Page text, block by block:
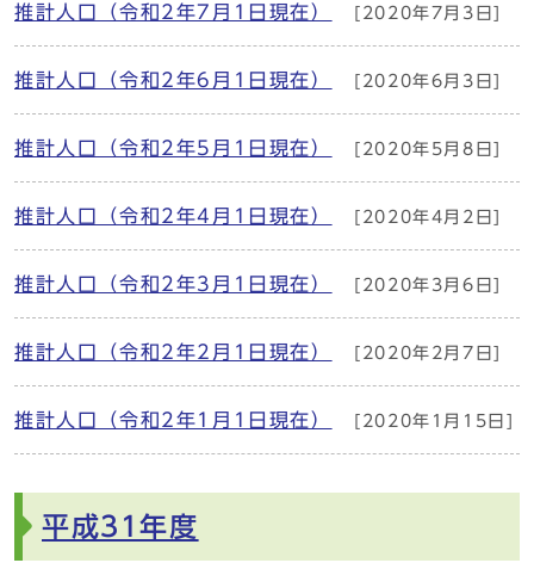
推計人口（令和2年7月1日現在） [2020年7月3日]
推計人口（令和2年6月1日現在） [2020年6月3日]
推計人口（令和2年5月1日現在） [2020年5月8日]
推計人口（令和2年4月1日現在） [2020年4月2日]
推計人口（令和2年3月1日現在） [2020年3月6日]
推計人口（令和2年2月1日現在） [2020年2月7日]
推計人口（令和2年1月1日現在） [2020年1月15日]
平成31年度